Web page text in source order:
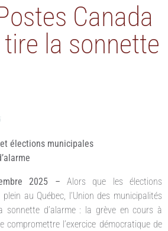
Canada
tire la sonnette
élections municipales
2025 – Alors que les élections
au Québec, l’Union des municipalités
sonnette d’alarme : la grève en cours à
compromettre l’exercice démocratique de